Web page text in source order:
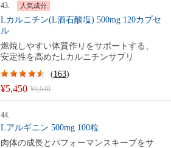
43. 人気成分
Lカルニチン(L酒石酸塩) 500mg 120カプセ
ル
燃焼しやすい体質作りをサポートする、
安定性を高めたLカルニチンサプリ
¥5,450 ¥6,640
(163)
44.
Lアルギニン 500mg 100粒
肉体の成長とパフォーマンスキープをサ